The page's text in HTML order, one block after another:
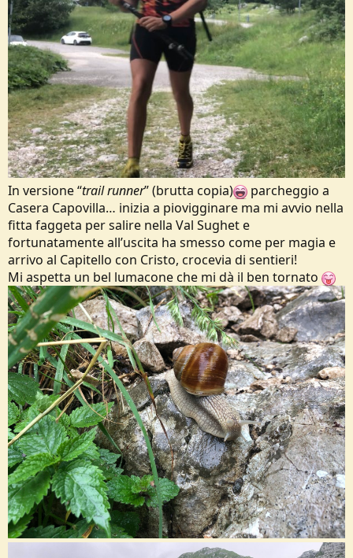
In versione “trail runner” (brutta copia)
parcheggio a
Casera Capovilla… inizia a piovigginare ma mi avvio nella
fitta faggeta per salire nella Val Sughet e
fortunatamente all’uscita ha smesso come per magia e
arrivo al Capitello con Cristo, crocevia di sentieri!
Mi aspetta un bel lumacone che mi dà il ben tornato